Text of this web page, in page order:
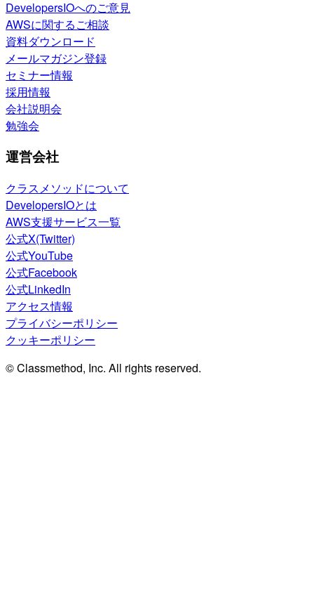
DevelopersIOへのご意見
AWSに関するご相談
資料ダウンロード
メールマガジン登録
セミナー情報
採用情報
会社説明会
勉強会
運営会社
クラスメソッドについて
DevelopersIOとは
AWS支援サービス一覧
公式X(Twitter)
公式YouTube
公式Facebook
公式LinkedIn
アクセス情報
プライバシーポリシー
クッキーポリシー
© Classmethod, Inc. All rights reserved.